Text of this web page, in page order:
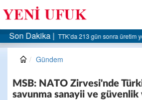
Son Dakika |AK Parti Ereğli İlçe
Gündem
MSB: NATO Zirvesi'nde
savunma sanayii ve